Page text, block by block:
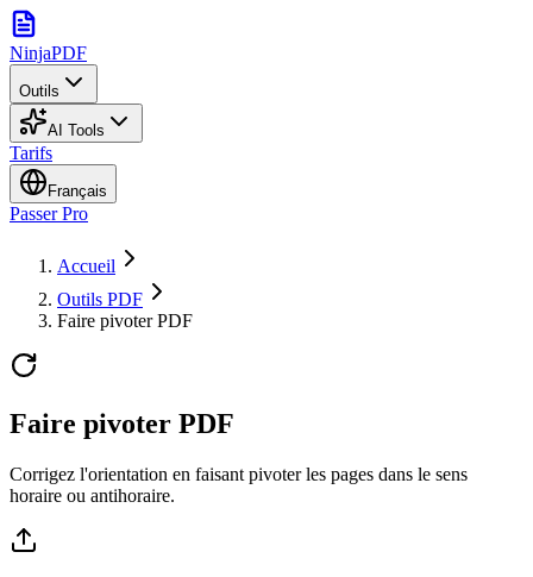
NinjaPDF
Outils
AI Tools
Tarifs
Français
Passer Pro
Accueil
Outils PDF
Faire pivoter PDF
Faire pivoter PDF
Corrigez l'orientation en faisant pivoter les pages dans le sens
horaire ou antihoraire.